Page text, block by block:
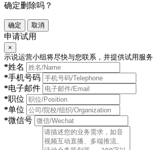
确定删除吗？
确定 取消
申请试用
×
示说运营小组将尽快与您联系，并提供试用服务
*姓名
*手机号码
*电子邮件
*职位
*单位
*微信号